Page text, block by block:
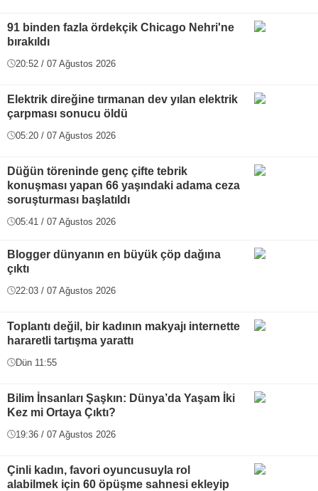
91 binden fazla ördekçik Chicago Nehri'ne
bırakıldı
20:52 / 07 Ağustos 2026
Elektrik direğine tırmanan dev yılan elektrik
çarpması sonucu öldü
05:20 / 07 Ağustos 2026
Düğün töreninde genç çifte tebrik
konuşması yapan 66 yaşındaki adama ceza
soruşturması başlatıldı
05:41 / 07 Ağustos 2026
Blogger dünyanın en büyük çöp dağına
çıktı
22:03 / 07 Ağustos 2026
Toplantı değil, bir kadının makyajı internette
hararetli tartışma yarattı
Dün 11:55
Bilim İnsanları Şaşkın: Dünya’da Yaşam İki
Kez mi Ortaya Çıktı?
19:36 / 07 Ağustos 2026
Çinli kadın, favori oyuncusuyla rol
alabilmek için 60 öpüşme sahnesi ekleyip